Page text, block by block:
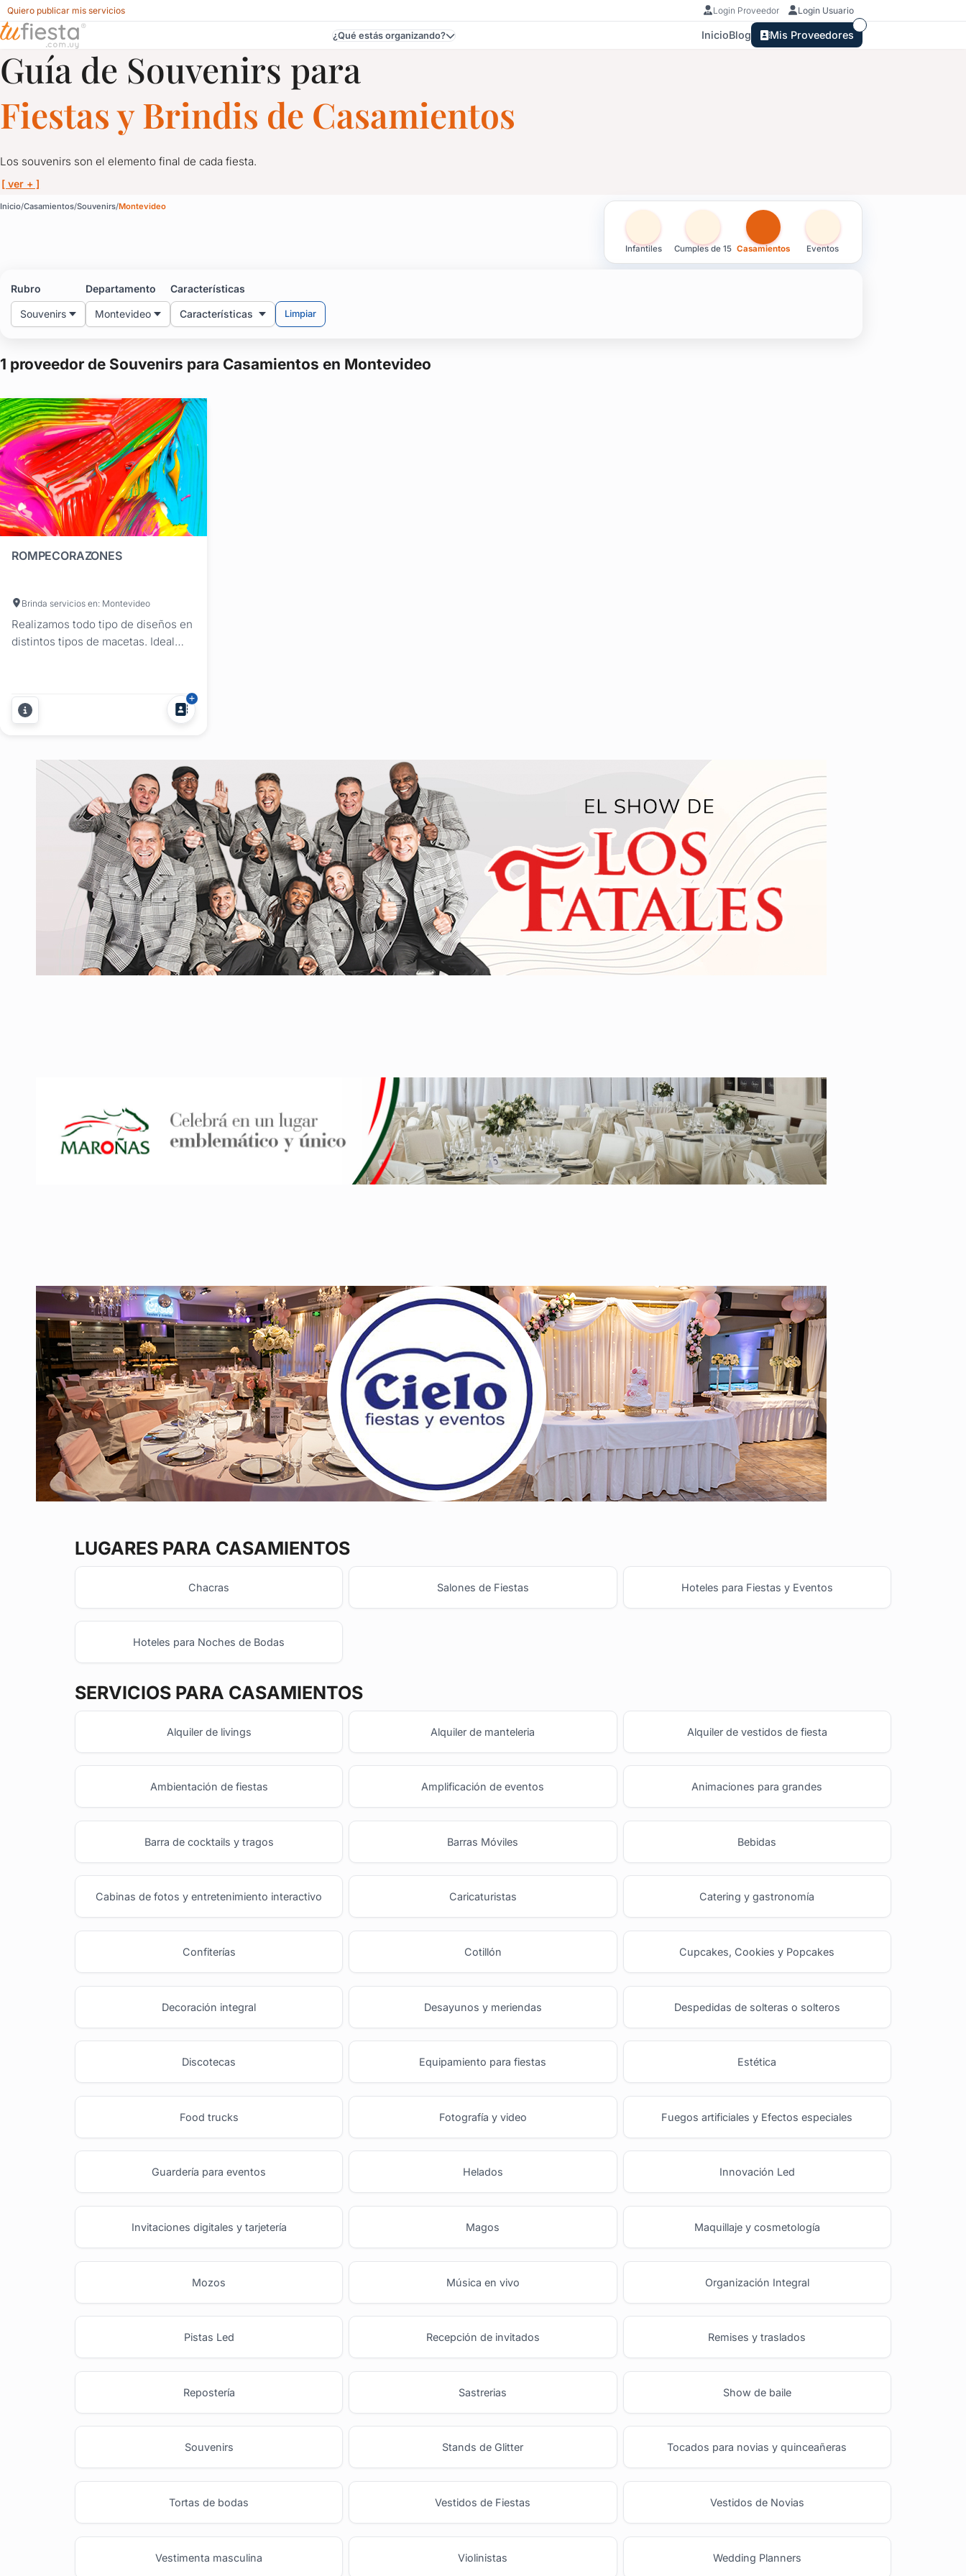
Quiero publicar mis servicios Login Proveedor Login Usuario
Souvenirs para Casamientos en Uruguay
¿Qué estás organizando? InicioBlog Mis Proveedores
Guía de Souvenirs para
Fiestas y Brindis de Casamientos
Los souvenirs son el elemento final de cada fiesta.
[ ver + ]
Inicio Casamientos Souvenirs Montevideo
Infantiles Cumples de 15 Casamientos Eventos
Rubro
Souvenirs
Departamento
Montevideo
Características
Características Limpiar
1 proveedor de Souvenirs para Casamientos en Montevideo
ROMPECORAZONES
Brinda servicios en: Montevideo
Realizamos todo tipo de diseños en
distintos tipos de macetas. Ideal
recuerdo....
LUGARES PARA CASAMIENTOS
Chacras Salones de Fiestas Hoteles para Fiestas y Eventos
Hoteles para Noches de Bodas
SERVICIOS PARA CASAMIENTOS
Alquiler de livings Alquiler de manteleria Alquiler de vestidos de fiesta
Ambientación de fiestas Amplificación de eventos Animaciones para grandes
Barra de cocktails y tragos Barras Móviles Bebidas
Cabinas de fotos y entretenimiento interactivo Caricaturistas Catering y gastronomía
Confiterías Cotillón Cupcakes, Cookies y Popcakes
Decoración integral Desayunos y meriendas Despedidas de solteras o solteros
Discotecas Equipamiento para fiestas Estética
Food trucks Fotografía y video Fuegos artificiales y Efectos especiales
Guardería para eventos Helados Innovación Led
Invitaciones digitales y tarjetería Magos Maquillaje y cosmetología
Mozos Música en vivo Organización Integral
Pistas Led Recepción de invitados Remises y traslados
Repostería Sastrerias Show de baile
Souvenirs Stands de Glitter Tocados para novias y quinceañeras
Tortas de bodas Vestidos de Fiestas Vestidos de Novias
Vestimenta masculina Violinistas Wedding Planners
Souvenirs para Casamientos en Montevideo
Souvenirs para cumpleaños de un años son los primeros que nos acompañan, también hay souvenirs de bautismos, souvenirs de cumpleaños, souvenirs de egresados, souvenirs de 15
Hay de todos los tipos y colores: almanaques, lapiceras, chocolates, tazas, tarjetas.